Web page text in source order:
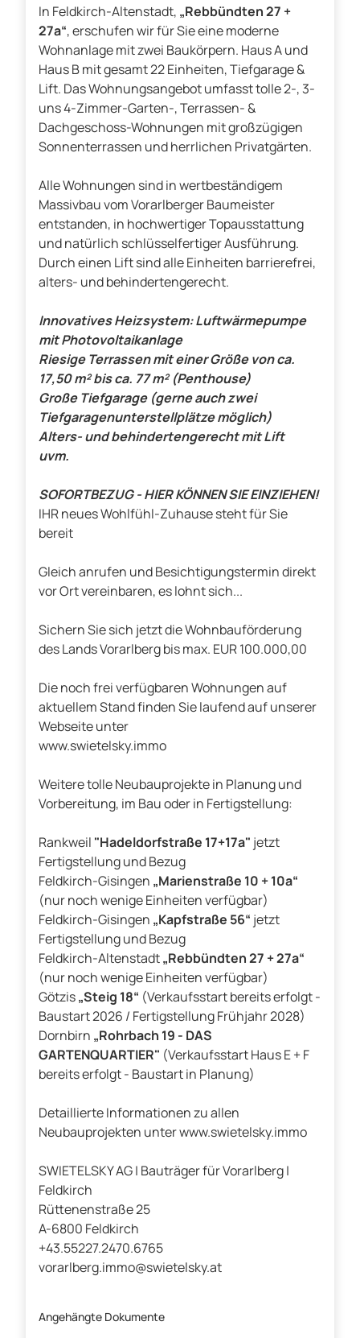
In Feldkirch-Altenstadt, „Rebbündten 27 +
27a“, erschufen wir für Sie eine moderne
Wohnanlage mit zwei Baukörpern. Haus A und
Haus B mit gesamt 22 Einheiten, Tiefgarage &
Lift. Das Wohnungsangebot umfasst tolle 2-, 3-
uns 4-Zimmer-Garten-, Terrassen- &
Dachgeschoss-Wohnungen mit großzügigen
Sonnenterrassen und herrlichen Privatgärten.
Alle Wohnungen sind in wertbeständigem
Massivbau vom Vorarlberger Baumeister
entstanden, in hochwertiger Topausstattung
und natürlich schlüsselfertiger Ausführung.
Durch einen Lift sind alle Einheiten barrierefrei,
alters- und behindertengerecht.
Innovatives Heizsystem: Luftwärmepumpe
mit Photovoltaikanlage
Riesige Terrassen mit einer Größe von ca.
17,50 m² bis ca. 77 m² (Penthouse)
Große Tiefgarage (gerne auch zwei
Tiefgaragenunterstellplätze möglich)
Alters- und behindertengerecht mit Lift
uvm.
SOFORTBEZUG - HIER KÖNNEN SIE EINZIEHEN!
IHR neues Wohlfühl-Zuhause steht für Sie
bereit
Gleich anrufen und Besichtigungstermin direkt
vor Ort vereinbaren, es lohnt sich...
Sichern Sie sich jetzt die Wohnbauförderung
des Lands Vorarlberg bis max. EUR 100.000,00
Die noch frei verfügbaren Wohnungen auf
aktuellem Stand finden Sie laufend auf unserer
Webseite unter
www.swietelsky.immo
Weitere tolle Neubauprojekte in Planung und
Vorbereitung, im Bau oder in Fertigstellung:
Rankweil "Hadeldorfstraße 17+17a" jetzt
Fertigstellung und Bezug
Feldkirch-Gisingen „Marienstraße 10 + 10a“
(nur noch wenige Einheiten verfügbar)
Feldkirch-Gisingen „Kapfstraße 56“ jetzt
Fertigstellung und Bezug
Feldkirch-Altenstadt„Rebbündten 27 + 27a“
(nur noch wenige Einheiten verfügbar)
Götzis„Steig 18“ (Verkaufsstart bereits erfolgt -
Baustart 2026 / Fertigstellung Frühjahr 2028)
Dornbirn „Rohrbach 19 - DAS
GARTENQUARTIER" (Verkaufsstart Haus E + F
bereits erfolgt - Baustart in Planung)
Detaillierte Informationen zu allen
Neubauprojekten unter www.swietelsky.immo
SWIETELSKY AG | Bauträger für Vorarlberg |
Feldkirch
Rüttenenstraße 25
A-6800 Feldkirch
+43.55227.2470.6765
vorarlberg.immo@swietelsky.at
Angehängte Dokumente